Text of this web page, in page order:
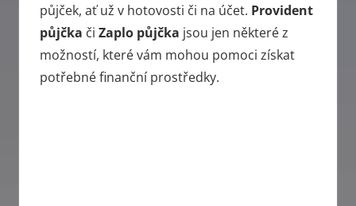
půjček, ať už v hotovosti či na účet. Provident
půjčka či Zaplo půjčka jsou jen některé z
možností, které vám mohou pomoci získat
potřebné finanční prostředky.